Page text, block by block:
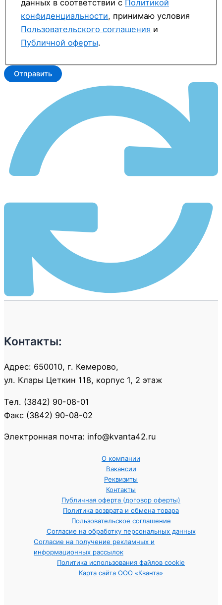
данных в соответствии с Политикой
конфиденциальности, принимаю условия
Пользовательского соглашения и
Публичной оферты.
Отправить
Контакты:
Адрес: 650010, г. Кемерово,
ул. Клары Цеткин 118, корпус 1, 2 этаж
Тел. (3842) 90-08-01
Факс (3842) 90-08-02
Электронная почта: info@kvanta42.ru
О компании
Вакансии
Реквизиты
Контакты
Публичная оферта (договор оферты)
Политика возврата и обмена товара
Пользовательское соглашение
Согласие на обработку персональных данных
Согласие на получение рекламных и
информационных рассылок
Политика использования файлов cookie
Карта сайта ООО «Кванта»